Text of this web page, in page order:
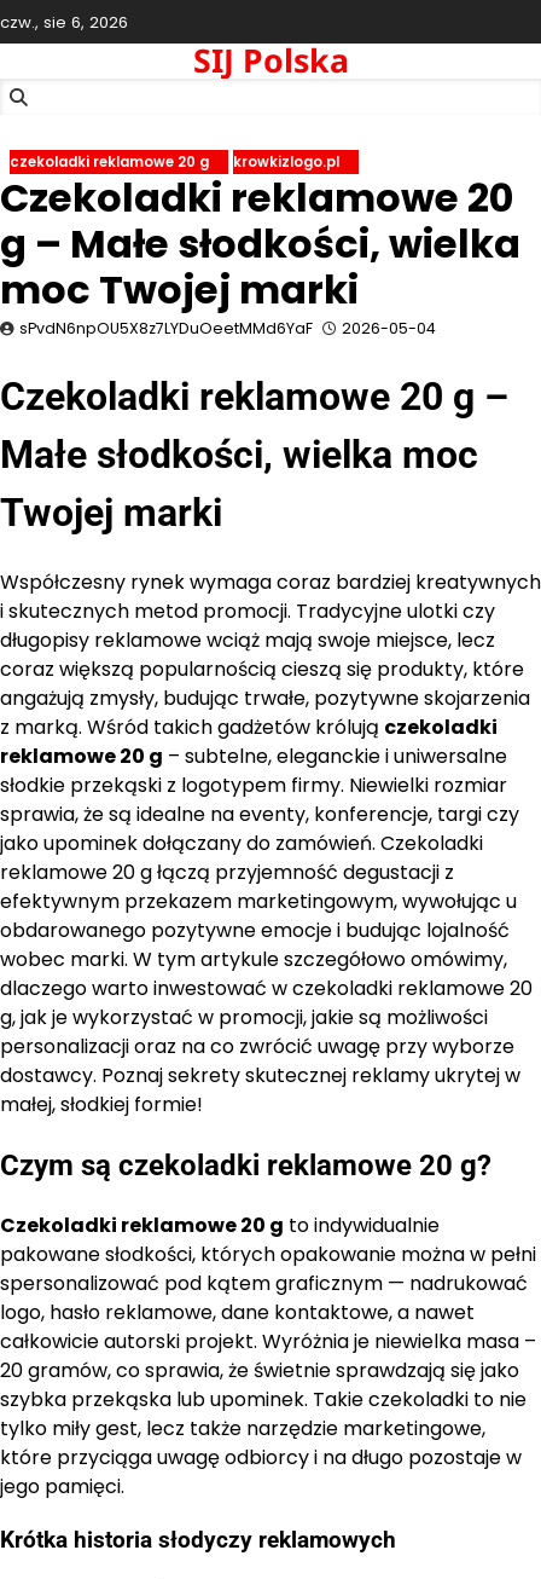
Skip
to
czw., sie 6, 2026
SIJ Polska
czekoladki reklamowe 20 g krowkizlogo.pl
Czekoladki reklamowe 20
g – Małe słodkości, wielka
moc Twojej marki
sPvdN6npOU5X8z7LYDuOeetMMd6YaF 2026-05-04
Czekoladki reklamowe 20 g –
Małe słodkości, wielka moc
Twojej marki
Współczesny rynek wymaga coraz bardziej kreatywnych
i skutecznych metod promocji. Tradycyjne ulotki czy
długopisy reklamowe wciąż mają swoje miejsce, lecz
coraz większą popularnością cieszą się produkty, które
angażują zmysły, budując trwałe, pozytywne skojarzenia
z marką. Wśród takich gadżetów królują czekoladki
reklamowe 20 g – subtelne, eleganckie i uniwersalne
słodkie przekąski z logotypem firmy. Niewielki rozmiar
sprawia, że są idealne na eventy, konferencje, targi czy
jako upominek dołączany do zamówień. Czekoladki
reklamowe 20 g łączą przyjemność degustacji z
efektywnym przekazem marketingowym, wywołując u
obdarowanego pozytywne emocje i budując lojalność
wobec marki. W tym artykule szczegółowo omówimy,
dlaczego warto inwestować w czekoladki reklamowe 20
g, jak je wykorzystać w promocji, jakie są możliwości
personalizacji oraz na co zwrócić uwagę przy wyborze
dostawcy. Poznaj sekrety skutecznej reklamy ukrytej w
małej, słodkiej formie!
Czym są czekoladki reklamowe 20 g?
Czekoladki reklamowe 20 g to indywidualnie
pakowane słodkości, których opakowanie można w pełni
spersonalizować pod kątem graficznym — nadrukować
logo, hasło reklamowe, dane kontaktowe, a nawet
całkowicie autorski projekt. Wyróżnia je niewielka masa –
20 gramów, co sprawia, że świetnie sprawdzają się jako
szybka przekąska lub upominek. Takie czekoladki to nie
tylko miły gest, lecz także narzędzie marketingowe,
które przyciąga uwagę odbiorcy i na długo pozostaje w
jego pamięci.
Krótka historia słodyczy reklamowych